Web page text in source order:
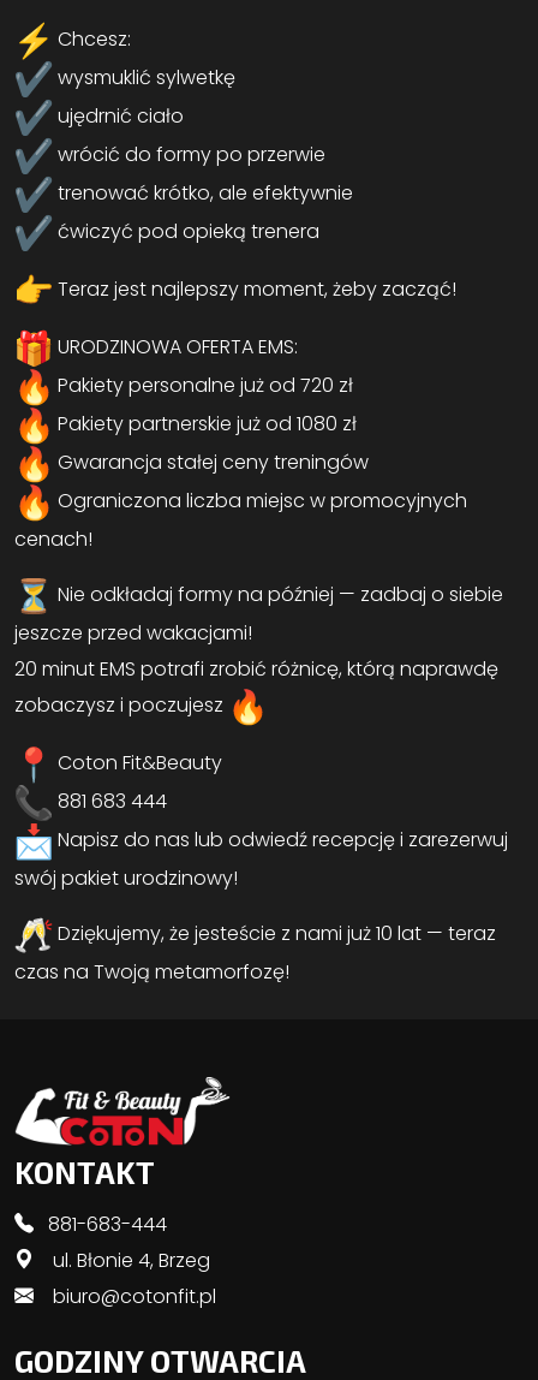
Chcesz:
wysmuklić sylwetkę
ujędrnić ciało
wrócić do formy po przerwie
trenować krótko, ale efektywnie
ćwiczyć pod opieką trenera
Teraz jest najlepszy moment, żeby zacząć!
URODZINOWA OFERTA EMS:
Pakiety personalne już od 720 zł
Pakiety partnerskie już od 1080 zł
Gwarancja stałej ceny treningów
Ograniczona liczba miejsc w promocyjnych
cenach!
Nie odkładaj formy na później — zadbaj o siebie
jeszcze przed wakacjami!
20 minut EMS potrafi zrobić różnicę, którą naprawdę
zobaczysz i poczujesz
Coton Fit&Beauty
881 683 444
Napisz do nas lub odwiedź recepcję i zarezerwuj
swój pakiet urodzinowy!
Dziękujemy, że jesteście z nami już 10 lat — teraz
czas na Twoją metamorfozę!
KONTAKT
881-683-444
ul. Błonie 4, Brzeg
biuro@cotonfit.pl
GODZINY OTWARCIA